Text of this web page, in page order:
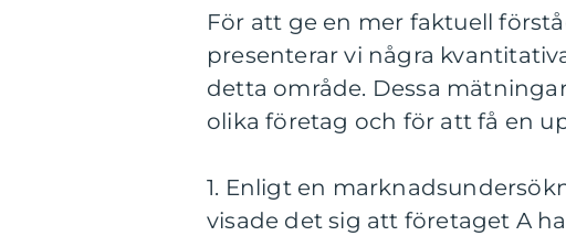
För att ge en mer faktuell
presenterar vi några
detta område. Dessa
olika företag och för att få en
1. Enligt en
visade det sig att företaget A